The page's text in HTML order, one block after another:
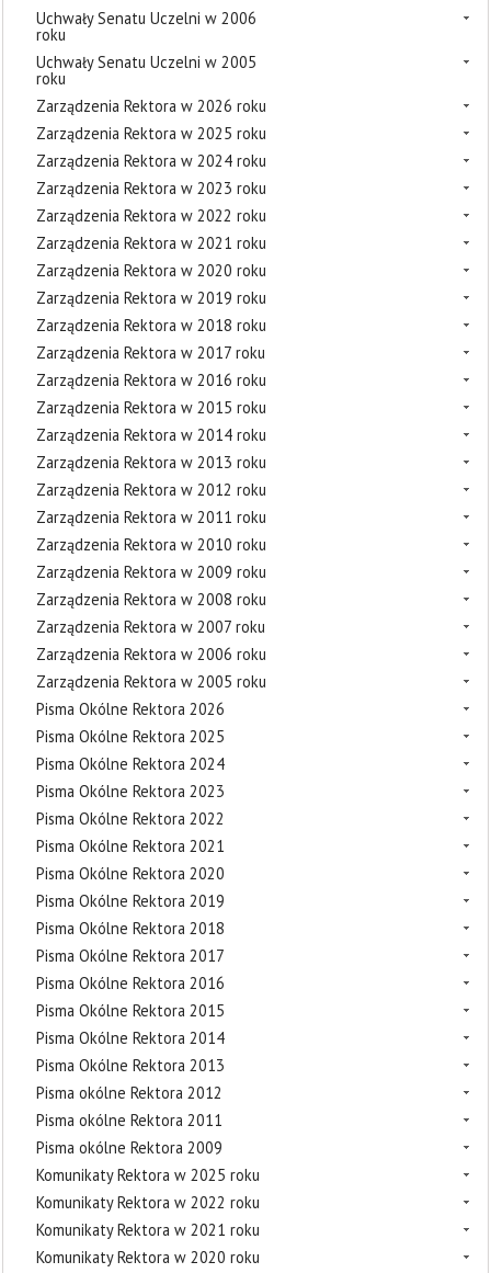
Uchwały Senatu Uczelni w 2006
roku
Uchwały Senatu Uczelni w 2005
roku
Zarządzenia Rektora w 2026 roku
Zarządzenia Rektora w 2025 roku
Zarządzenia Rektora w 2024 roku
Zarządzenia Rektora w 2023 roku
Zarządzenia Rektora w 2022 roku
Zarządzenia Rektora w 2021 roku
Zarządzenia Rektora w 2020 roku
Zarządzenia Rektora w 2019 roku
Zarządzenia Rektora w 2018 roku
Zarządzenia Rektora w 2017 roku
Zarządzenia Rektora w 2016 roku
Zarządzenia Rektora w 2015 roku
Zarządzenia Rektora w 2014 roku
Zarządzenia Rektora w 2013 roku
Zarządzenia Rektora w 2012 roku
Zarządzenia Rektora w 2011 roku
Zarządzenia Rektora w 2010 roku
Zarządzenia Rektora w 2009 roku
Zarządzenia Rektora w 2008 roku
Zarządzenia Rektora w 2007 roku
Zarządzenia Rektora w 2006 roku
Zarządzenia Rektora w 2005 roku
Pisma Okólne Rektora 2026
Pisma Okólne Rektora 2025
Pisma Okólne Rektora 2024
Pisma Okólne Rektora 2023
Pisma Okólne Rektora 2022
Pisma Okólne Rektora 2021
Pisma Okólne Rektora 2020
Pisma Okólne Rektora 2019
Pisma Okólne Rektora 2018
Pisma Okólne Rektora 2017
Pisma Okólne Rektora 2016
Pisma Okólne Rektora 2015
Pisma Okólne Rektora 2014
Pisma Okólne Rektora 2013
Pisma okólne Rektora 2012
Pisma okólne Rektora 2011
Pisma okólne Rektora 2009
Komunikaty Rektora w 2025 roku
Komunikaty Rektora w 2022 roku
Komunikaty Rektora w 2021 roku
Komunikaty Rektora w 2020 roku